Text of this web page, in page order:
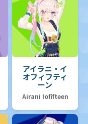
アイラニ・イ
オフィフティ
ーン
Airani Iofifteen